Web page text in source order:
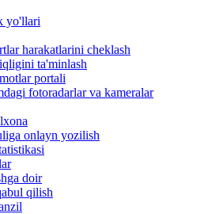
yo'llari
harakatlarini cheklash
ta'minlash
portali
fotoradarlar va kameralar
onlayn yozilish
doir
qilish